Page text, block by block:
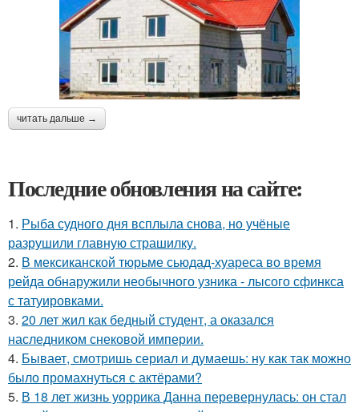
читать дальше →
Последние обновления на сайте:
1. Рыба судного дня всплыла снова, но учёные
разрушили главную страшилку.
2. В мексиканской тюрьме сьюдад-хуареса во время
рейда обнаружили необычного узника - лысого сфинкса
с татуировками.
3. 20 лет жил как бедный студент, а оказался
наследником снековой империи.
4. Бывает, смотришь сериал и думаешь: ну как так можно
было промахнуться с актёрами?
5. В 18 лет жизнь уоррика Данна перевернулась: он стал